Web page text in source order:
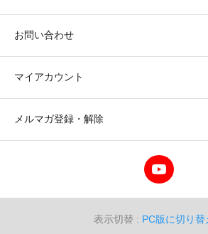
お問い合わせ
マイアカウント
メルマガ登録・解除
表示切替 : PC版に切り替